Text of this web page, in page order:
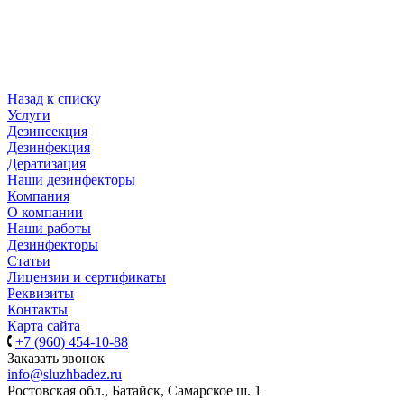
Назад к списку
Услуги
Дезинсекция
Дезинфекция
Дератизация
Наши дезинфекторы
Компания
О компании
Наши работы
Дезинфекторы
Статьи
Лицензии и сертификаты
Реквизиты
Контакты
Карта сайта
+7 (960) 454-10-88
Заказать звонок
info@sluzhbadez.ru
Ростовская обл., Батайск, Самарское ш. 1